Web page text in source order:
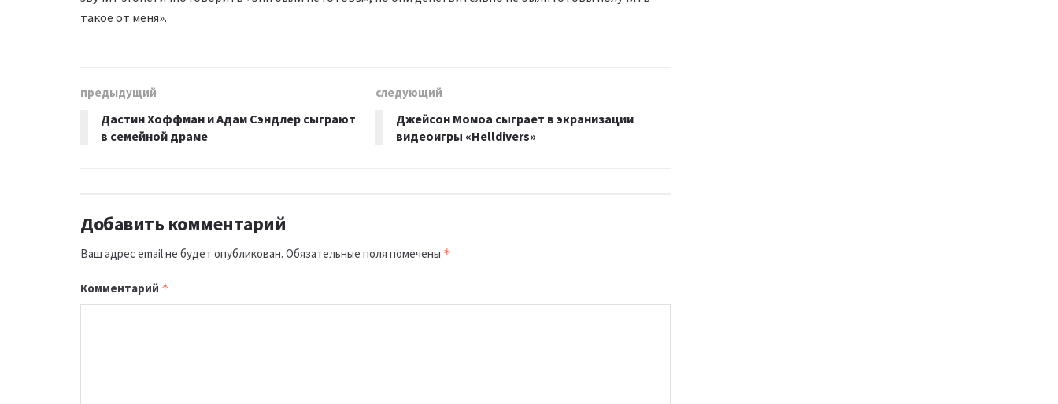
такое от меня».
предыдущий
Дастин Хоффман и Адам Сэндлер сыграют
в семейной драме
следующий
Джейсон Момоа сыграет в экранизации
видеоигры «Helldivers»
Добавить комментарий
Ваш адрес email не будет опубликован. Обязательные поля помечены *
Комментарий *